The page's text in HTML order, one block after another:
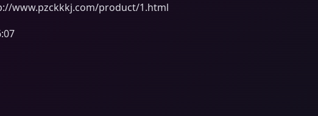
www.pzckkkj.com/product/1.html